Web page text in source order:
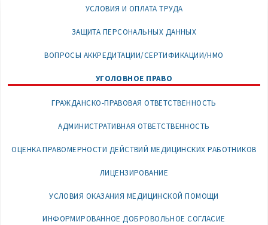
УСЛОВИЯ И ОПЛАТА ТРУДА
ЗАЩИТА ПЕРСОНАЛЬНЫХ ДАННЫХ
ВОПРОСЫ АККРЕДИТАЦИИ/СЕРТИФИКАЦИИ/НМО
УГОЛОВНОЕ ПРАВО
ГРАЖДАНСКО-ПРАВОВАЯ ОТВЕТСТВЕННОСТЬ
АДМИНИСТРАТИВНАЯ ОТВЕТСТВЕННОСТЬ
ОЦЕНКА ПРАВОМЕРНОСТИ ДЕЙСТВИЙ МЕДИЦИНСКИХ РАБОТНИКОВ
ЛИЦЕНЗИРОВАНИЕ
УСЛОВИЯ ОКАЗАНИЯ МЕДИЦИНСКОЙ ПОМОЩИ
ИНФОРМИРОВАННОЕ ДОБРОВОЛЬНОЕ СОГЛАСИЕ